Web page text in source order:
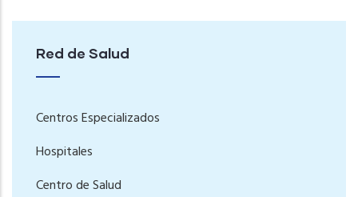
Red de Salud
Centros Especializados
Hospitales
Centro de Salud